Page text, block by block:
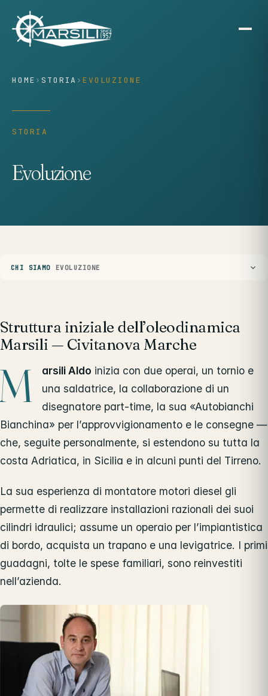
contenuto
HOME ›STORIA ›EVOLUZIONE
STORIA
Evoluzione
CHI SIAMO EVOLUZIONE
Struttura iniziale dell’oleodinamica
Marsili — Civitanova Marche
arsili Aldo inizia con due operai, un tornio e
una saldatrice, la collaborazione di un
disegnatore part-time, la sua «Autobianchi
Bianchina» per l’approvvigionamento e le consegne —
che, seguite personalmente, si estendono su tutta la
costa Adriatica, in Sicilia e in alcuni punti del Tirreno.
La sua esperienza di montatore motori diesel gli
permette di realizzare installazioni razionali dei suoi
cilindri idraulici; assume un operaio per l’impiantistica
di bordo, acquista un trapano e una levigatrice. I primi
guadagni, tolte le spese familiari, sono reinvestiti
nell’azienda.